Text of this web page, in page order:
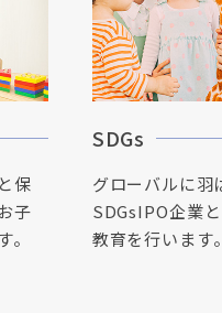
保
子
SDGs
グローバルに羽
SDGsIPO企業
教育を行います。